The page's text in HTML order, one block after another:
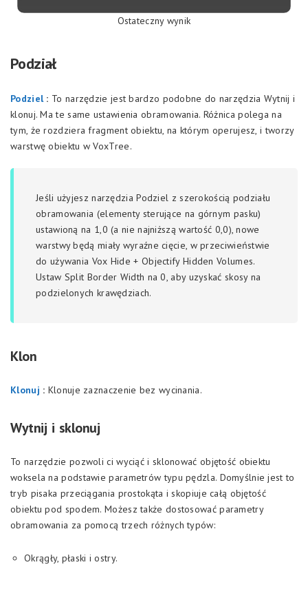
Ostateczny wynik
Podział
Podziel: To narzędzie jest bardzo podobne do narzędzia Wytnij i
klonuj. Ma te same ustawienia obramowania. Różnica polega na
tym, że rozdziera fragment obiektu, na którym operujesz, i tworzy
warstwę obiektu w VoxTree.
Jeśli użyjesz narzędzia Podziel z szerokością podziału
obramowania (elementy sterujące na górnym pasku)
ustawioną na 1,0 (a nie najniższą wartość 0,0), nowe
warstwy będą miały wyraźne cięcie, w przeciwieństwie
do używania Vox Hide + Objectify Hidden Volumes.
Ustaw Split Border Width na 0, aby uzyskać skosy na
podzielonych krawędziach.
Klon
Klonuj : Klonuje zaznaczenie bez wycinania.
Wytnij i sklonuj
To narzędzie pozwoli ci wyciąć i sklonować objętość obiektu
woksela na podstawie parametrów typu pędzla. Domyślnie jest to
tryb pisaka przeciągania prostokąta i skopiuje całą objętość
obiektu pod spodem. Możesz także dostosować parametry
obramowania za pomocą trzech różnych typów:
Okrągły, płaski i ostry.